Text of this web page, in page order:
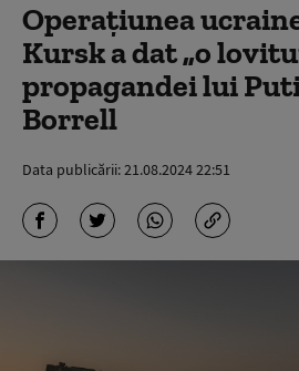
Operațiunea
Kursk a dat „o
propagandei lui
Borrell
Data publicării:21.08.2024 22:51